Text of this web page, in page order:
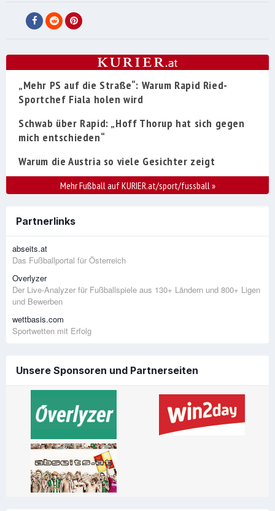
„Mehr PS auf die Straße“: Warum Rapid Ried-
Sportchef Fiala holen wird
Schwab über Rapid: „Hoff Thorup hat sich gegen
mich entschieden“
Warum die Austria so viele Gesichter zeigt
Mehr Fußball auf KURIER.at/sport/fussball»
Partnerlinks
abseits.at
Das Fußballportal für Österreich
Overlyzer
Der Live-Analyzer für Fußballspiele aus 130+ Ländern und 800+ Ligen
und Bewerben
wettbasis.com
Sportwetten mit Erfolg
Unsere Sponsoren und Partnerseiten